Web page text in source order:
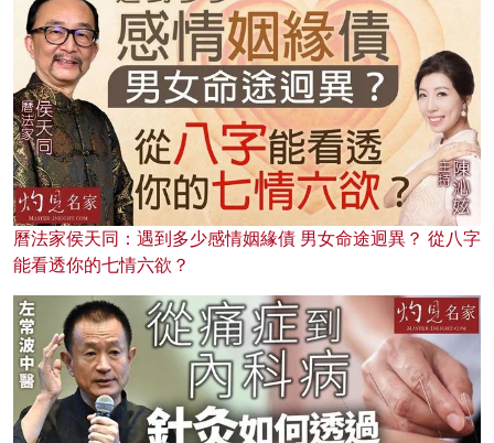
曆法家侯天同：遇到多少感情姻緣債 男女命途迥異？ 從八字
能看透你的七情六欲？